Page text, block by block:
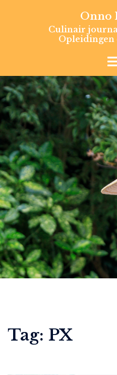
Onno
Culinair
Opleidingen
Tag: PX